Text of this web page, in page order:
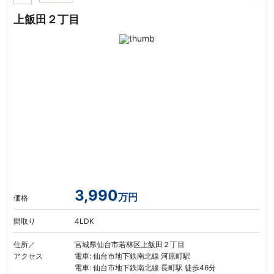
上飯田２丁目
価格 3,990万円
間取り 4LDK
住所／
アクセス
宮城県仙台市若林区上飯田２丁目
電車: 仙台市地下鉄南北線 河原町駅
電車: 仙台市地下鉄南北線 長町駅 徒歩46分